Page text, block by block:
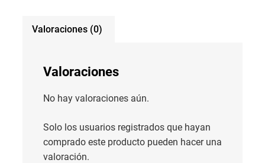
SONIDO
S45H
cantidad
Valoraciones (0)
Valoraciones
No hay valoraciones aún.
Solo los usuarios registrados que hayan
comprado este producto pueden hacer una
valoración.